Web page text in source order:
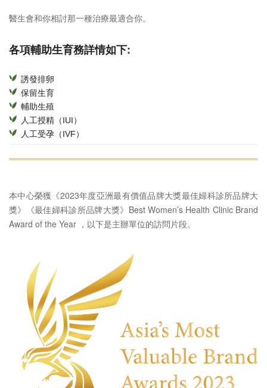
醫生會和你相討那一種治療最適合你。
各項輔助生育務詳情如下:
誘發排卵
保留生育
輔助生殖
人工授精（IUI）
人工受孕（IVF）
本中心榮獲《2023年度亞洲最有價值品牌大獎最佳婦科診所品牌大
獎》《最佳婦科診所品牌大獎》Best Women’s Health Clinic Brand
Award of the Year ，以下是主辦單位的訪問片段。